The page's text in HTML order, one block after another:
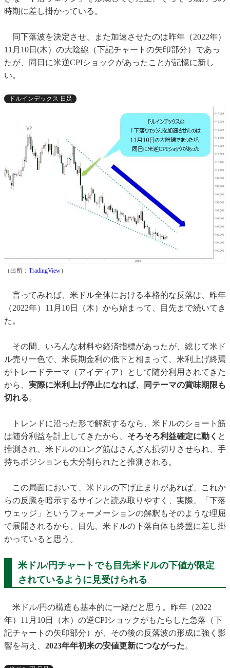
時期に差し掛かっている。
同下落波を決定させ、また加速させたのは昨年（2022年）
11月10日(木）の大陰線（下記チャートの矢印部分）であっ
たが、同日に米逆CPIショックがあったことが記憶に新し
い。
ドルインデックス 日足
（出所： TradingView）
言ってみれば、米ドル全体における本格的な反落は、昨年
（2022年）11月10日（木）から始まって、目先まで続いてき
た。
その間、いろんな材料や経済指標があったが、総じて米ド
ル売り一色で、米長期金利の低下と相まって、米利上げ終焉
がトレードテーマ（アイディア）として随分利用されてきた
から、 実際に米利上げ停止になれば、同テーマの賞味期限も
切れる。
トレンドに沿った形で解釈するなら、米ドルのショート筋
は随分利益を計上してきたから、 そろそろ利益確定に動く と
推測され、米ドルのロング筋はさんざん損切りさせられ、手
持ちポジションも大分削られたと推測される。
この局面において、米ドルの下げ止まりがあれば、これか
らの反騰を暗示するサインと読み取りやすく、実際、「下落
ウェッジ」というフォーメーションの解釈もそのような理屈
で展開されるから、目先、米ドルの下落自体も終盤に差し掛
かっていると思う。
米ドル/円チャートでも目先米ドルの下値が限定
されているように見受けられる
米ドル/円の構造も基本的に一緒だと思う。昨年（2022
年）11月10日（木）の逆CPIショックがもたらした急落（下
記チャートの矢印部分）が、その後の反落波の形成に強く影
響を与え、 2023年年初来の安値更新につながった。